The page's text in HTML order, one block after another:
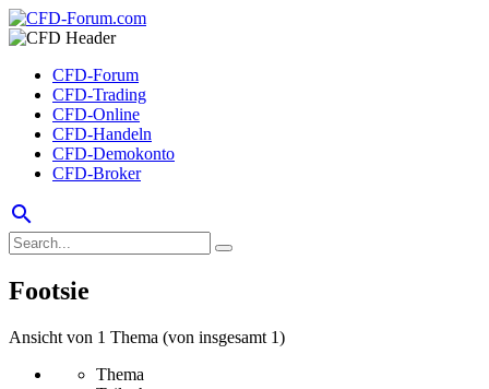
CFD-Forum
CFD-Trading
CFD-Online
CFD-Handeln
CFD-Demokonto
CFD-Broker
search
Footsie
Ansicht von 1 Thema (von insgesamt 1)
Thema